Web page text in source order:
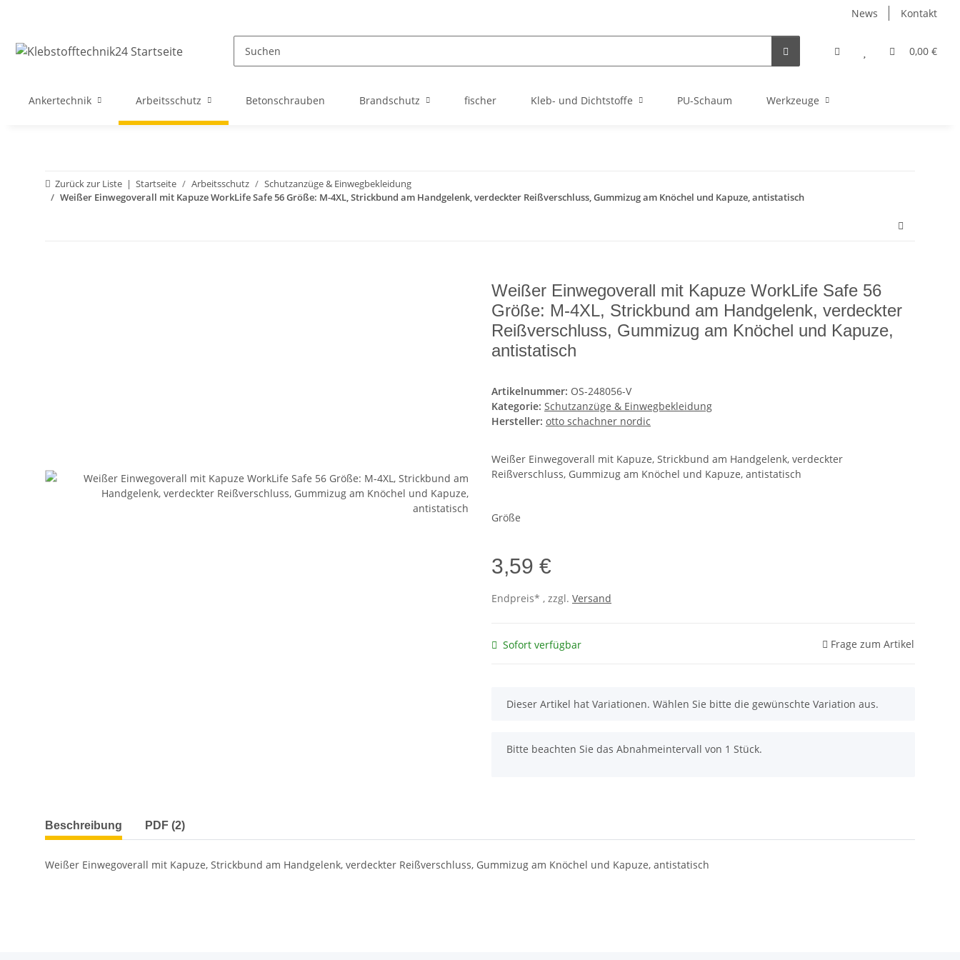
News Kontakt
0,00 €
Ankertechnik Arbeitsschutz Betonschrauben Brandschutz fischer Kleb- und Dichtstoffe PU-Schaum Werkzeuge
Zurück zur Liste Startseite Arbeitsschutz
Schutzanzüge & Einwegbekleidung
Weißer Einwegoverall mit Kapuze WorkLife Safe 56 Größe: M-4XL, Strickbund am Handgelenk, verdeckter Reißverschluss, Gummizug am Knöchel und Kapuze, antistatisch
Weißer Einwegoverall mit Kapuze WorkLife Safe 56
Größe: M-4XL, Strickbund am Handgelenk, verdeckter
Reißverschluss, Gummizug am Knöchel und Kapuze,
antistatisch
Artikelnummer: OS-248056-V
Kategorie: Schutzanzüge & Einwegbekleidung
Hersteller: otto schachner nordic
Weißer Einwegoverall mit Kapuze, Strickbund am Handgelenk, verdeckter
Reißverschluss, Gummizug am Knöchel und Kapuze, antistatisch
Größe
3,59 €
Endpreis* , zzgl. Versand
Sofort verfügbar Frage zum Artikel
x
Dieser Artikel hat Variationen. Wählen Sie bitte die gewünschte Variation aus.
x
Bitte beachten Sie das Abnahmeintervall von 1 Stück.
weitere Registerkarten anzeigen
Beschreibung PDF (2)
Weißer Einwegoverall mit Kapuze, Strickbund am Handgelenk, verdeckter Reißverschluss, Gummizug am Knöchel und Kapuze, antistatisch